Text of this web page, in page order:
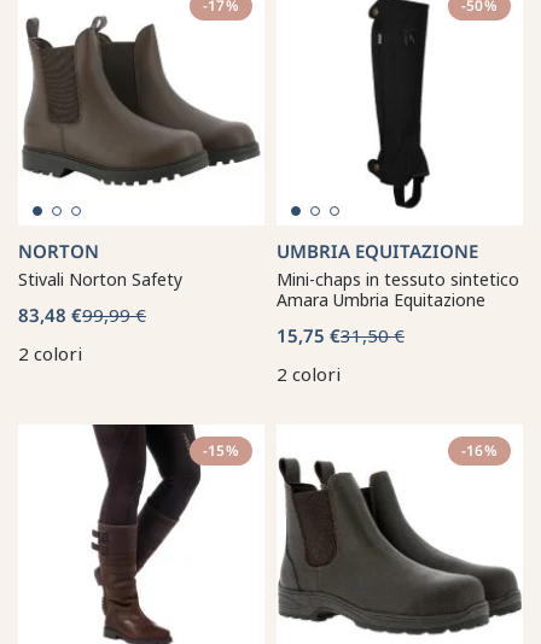
-17%
NORTON
Stivali Norton Safety
83,48 €99,99 €
2 colori
-50%
UMBRIA EQUITAZIONE
Mini-chaps in tessuto sintetico
Amara Umbria Equitazione
15,75 €31,50 €
2 colori
-15% -16%